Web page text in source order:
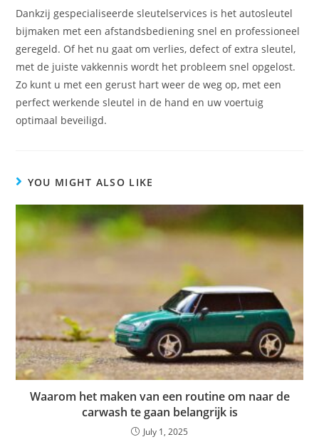
Dankzij gespecialiseerde sleutelservices is het autosleutel
bijmaken met een afstandsbediening snel en professioneel
geregeld. Of het nu gaat om verlies, defect of extra sleutel,
met de juiste vakkennis wordt het probleem snel opgelost.
Zo kunt u met een gerust hart weer de weg op, met een
perfect werkende sleutel in de hand en uw voertuig
optimaal beveiligd.
YOU MIGHT ALSO LIKE
Waarom het maken van een routine om naar de
carwash te gaan belangrijk is
July 1, 2025